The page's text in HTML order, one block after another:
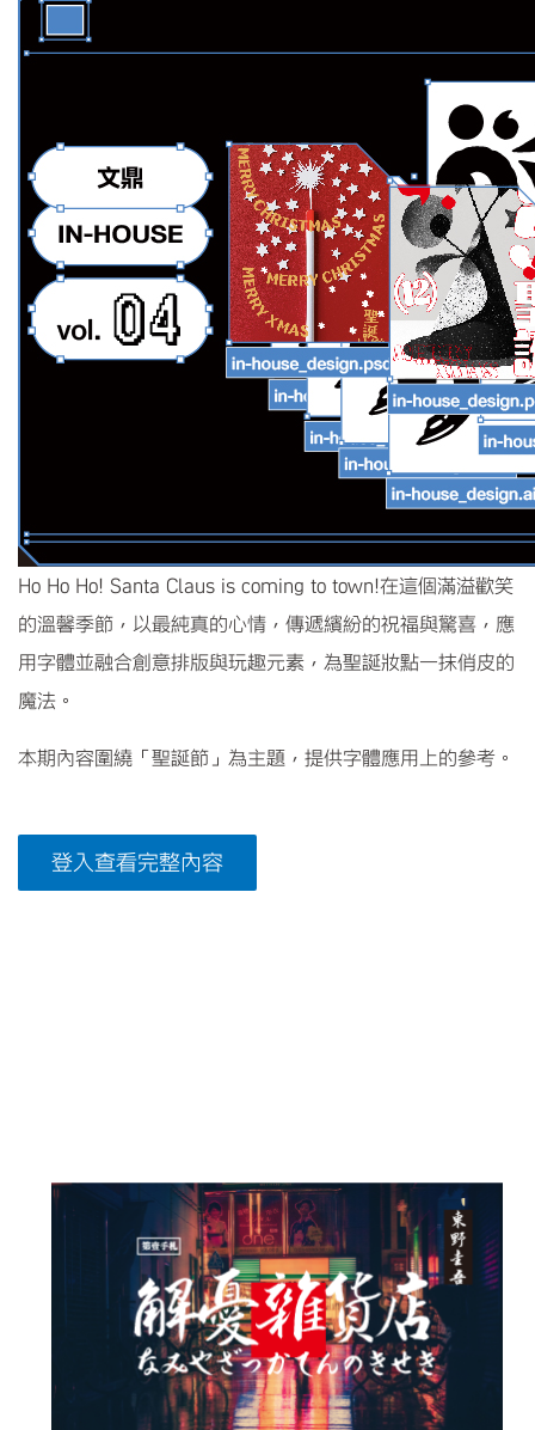
Ho Ho Ho! Santa Claus is coming to town!在這個滿溢歡笑
的溫馨季節，以最純真的心情，傳遞繽紛的祝福與驚喜，應
用字體並融合創意排版與玩趣元素，為聖誕妝點一抹俏皮的
魔法。
本期內容圍繞「聖誕節」為主題，提供字體應用上的參考。